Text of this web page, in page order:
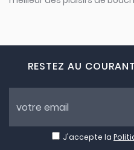
RESTEZ AU
J'accepte la